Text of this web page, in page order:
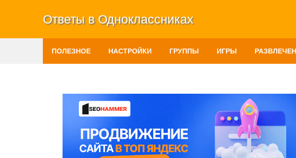
Ответы в Одноклассниках
ПОЛЕЗНОЕ НАСТРОЙКИ ГРУППЫ ИГРЫ